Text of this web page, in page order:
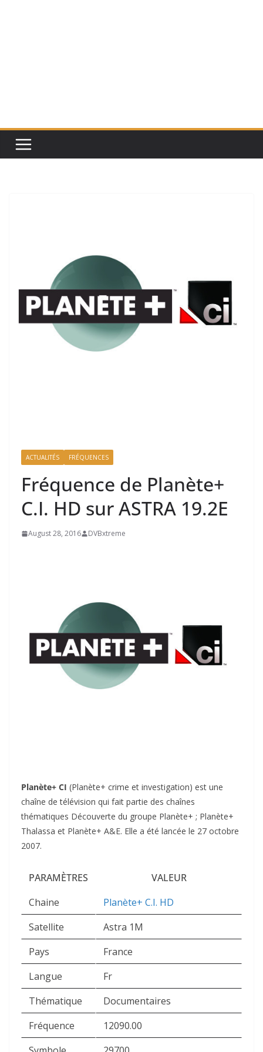
ACTUALITÉS FRÉQUENCES
Fréquence de Planète+
C.I. HD sur ASTRA 19.2E
August 28, 2016 DVBxtreme
Planète+ CI (Planète+ crime et investigation) est une
chaîne de télévision qui fait partie des chaînes
thématiques Découverte du groupe Planète+ ; Planète+
Thalassa et Planète+ A&E. Elle a été lancée le 27 octobre
2007.
PARAMÈTRES
VALEUR
Chaine
Planète+ C.I. HD
Satellite
Astra 1M
Pays
France
Langue
Fr
Thématique
Documentaires
Fréquence
12090.00